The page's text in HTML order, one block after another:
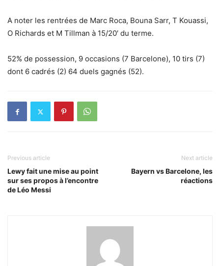
A noter les rentrées de Marc Roca, Bouna Sarr, T Kouassi,
O Richards et M Tillman à 15/20′ du terme.
52% de possession, 9 occasions (7 Barcelone), 10 tirs (7)
dont 6 cadrés (2) 64 duels gagnés (52).
Previous article
Lewy fait une mise au point
sur ses propos à l’encontre
de Léo Messi
Next article
Bayern vs Barcelone, les
réactions